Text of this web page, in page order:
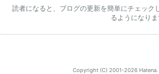
読者になると、ブログの更新を簡単にチェック
るようになりま
Copyright (C) 2001-2026 Hatena.